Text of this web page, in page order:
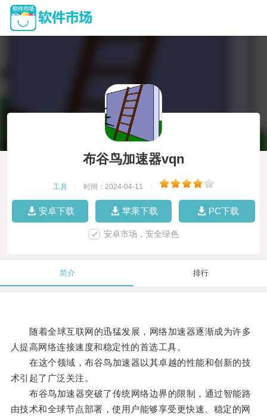
布谷鸟加速器vqn
工具 时间：2024-04-11
安卓下载 苹果下载 PC下载
安卓市场，安全绿色
简介 排行
随着全球互联网的迅猛发展，网络加速器逐渐成为许多
人提高网络连接速度和稳定性的首选工具。
在这个领域，布谷鸟加速器以其卓越的性能和创新的技
术引起了广泛关注。
布谷鸟加速器突破了传统网络边界的限制，通过智能路
由技术和全球节点部署，使用户能够享受更快速、稳定的网